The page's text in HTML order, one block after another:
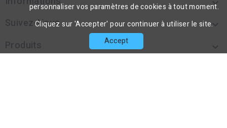

Suivez-Nous 
Produits 
personnaliser vos paramètres de cookies à tout moment.
Cliquez sur 'Accepter' pour continuer à utiliser le site.
Accept